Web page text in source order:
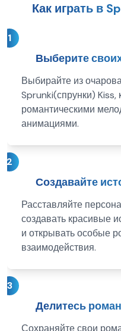
Как играть в
1
Выберите
Выбирайте из
Sprunki(спрунки)
романтическими
анимациями.
2
Создавайте
Расставляйте
создавать красивые
и открывать особые
взаимодействия.
3
Делитесь
Сохраняйте свои